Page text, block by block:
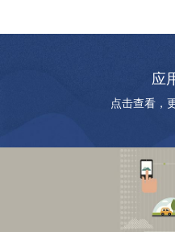
应
点击查看，